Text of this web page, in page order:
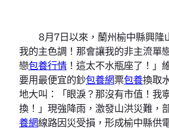
8月7日以來，蘭州榆中縣興隆
我的主色調！那會讓我的非主流單
戀包養行情 ！這太不水瓶座了！」
要用最便宜的鈔包養網票包養換取
地大叫：「眼淚？那沒有市值！我
換！」現強降雨，激發山洪災難，
養網線路因災受損，形成榆中縣供